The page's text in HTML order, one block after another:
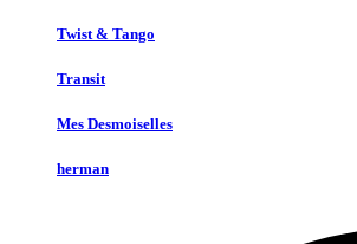
Twist & Tango
Transit
Mes Desmoiselles
herman